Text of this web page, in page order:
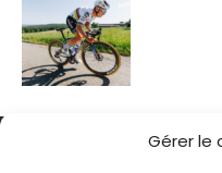
Gérer le